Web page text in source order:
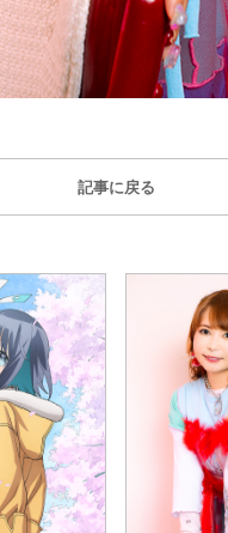
記事に戻る